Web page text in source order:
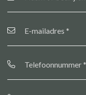
mailadres *